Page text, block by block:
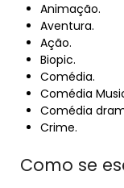
Animação.
Aventura.
Ação.
Biopic.
Comédia.
Comédia
Comédia
Crime.
Como se